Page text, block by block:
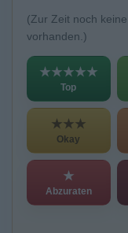
(Zur Zeit noch
vorhanden.)
★★★★★
Top
★★★
Okay
★
Abzuraten